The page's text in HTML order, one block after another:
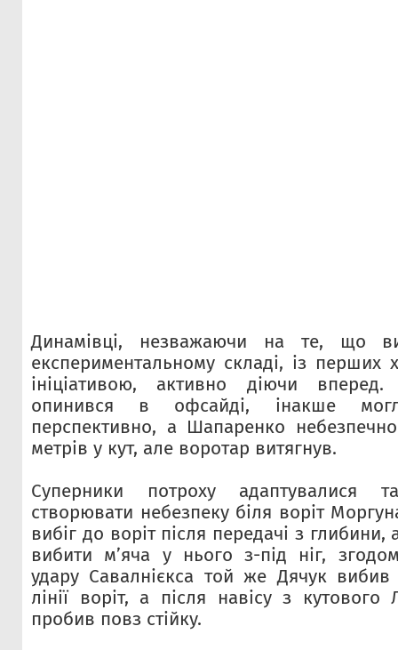
Динамівці, незважаючи на те, що
експериментальному складі, із перших
ініціативою, активно діючи
опинився в офсайді, інакше
перспективно, а Шапаренко
метрів у кут, але воротар витягнув.
Суперники потроху адаптувалися
створювати небезпеку біля воріт
вибіг до воріт після передачі з глибини,
вибити м’яча у нього з-під ніг,
удару Савалнієкса той же Дячук
лінії воріт, а після навісу з
пробив повз стійку.